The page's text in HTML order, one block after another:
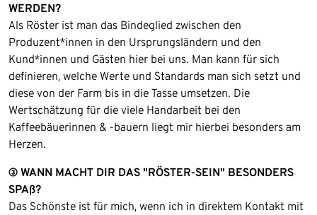
WERDEN?
Als Röster ist man das Bindeglied zwischen den
Produzent*innen in den Ursprungsländern und den
Kund*innen und Gästen hier bei uns. Man kann für sich
definieren, welche Werte und Standards man sich setzt und
diese von der Farm bis in die Tasse umsetzen. Die
Wertschätzung für die viele Handarbeit bei den
Kaffeebäuerinnen & -bauern liegt mir hierbei besonders am
Herzen.
③ WANN MACHT DIR DAS "RÖSTER-SEIN" BESONDERS
SPAß?
Das Schönste ist für mich, wenn ich in direktem Kontakt mit